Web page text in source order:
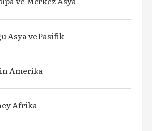
Asya ve Pasifik
Amerika
Afrika